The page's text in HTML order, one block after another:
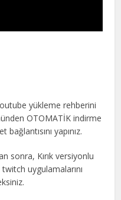
yükleme rehberini
OTOMATİK indirme
yapınız.
sonra, Kırık versiyonlu
uygulamalarını